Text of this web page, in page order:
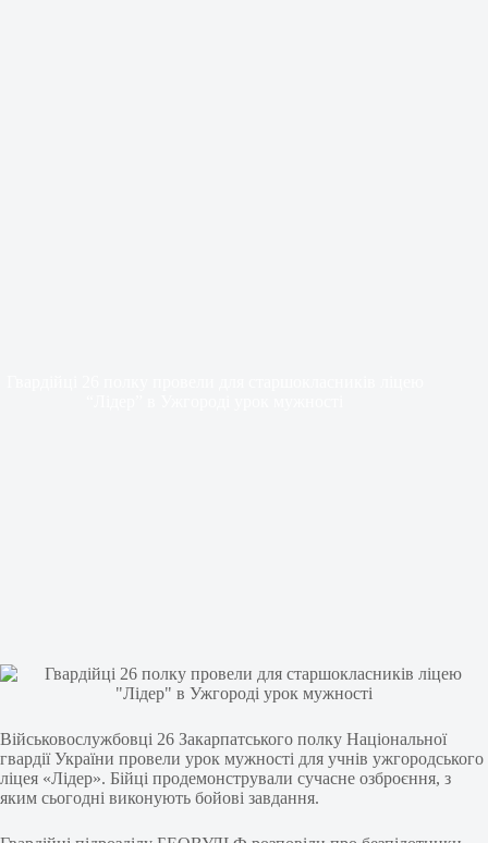
Військовослужбовці 26 Закарпатського полку Національної
гвардії України провели урок мужності для учнів ужгородського
ліцея «Лідер». Бійці продемонстрували сучасне озброєння, з
яким сьогодні виконують бойові завдання.